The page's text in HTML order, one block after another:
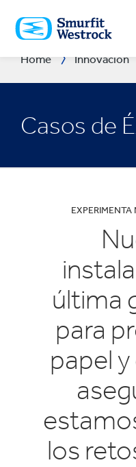
AL
CONTENIDO
PRINCIPAL
Home Innovación
Casos de
última
para
papel
los